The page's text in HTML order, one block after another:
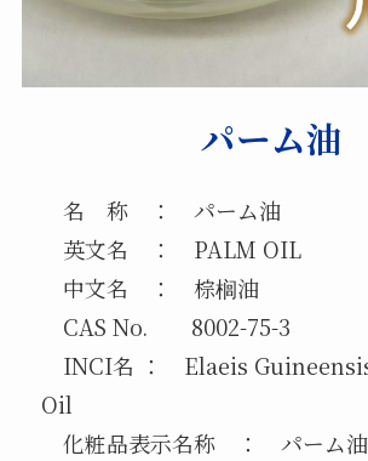
パーム油
名 称 ： パーム油
英文名 ： PALM OIL
中文名 ： 棕榈油
CAS No. 8002-75-3
INCI名 ： Elaeis Guineensis
Oil
化粧品表示名称 ： パーム油